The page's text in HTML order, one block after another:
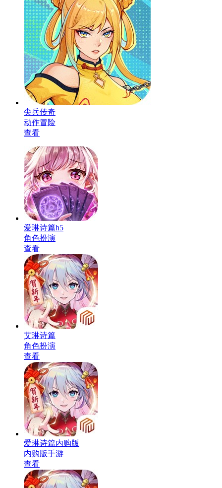
尖兵传奇
动作冒险
查看
爱琳诗篇h5
角色扮演
查看
艾琳诗篇
角色扮演
查看
爱琳诗篇内购版
内购版手游
查看